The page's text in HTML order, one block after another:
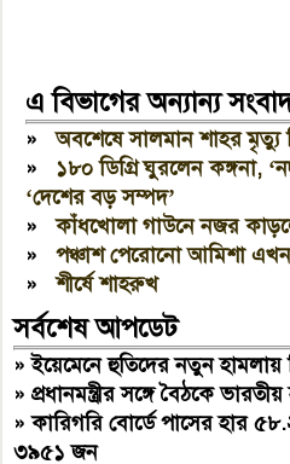
এ বিভাগের অন্যান্য
»অবশেষে সালমান শাহর
» ১৮০ ডিগ্রি ঘুরলেন কঙ্গনা,
‘দেশের বড় সম্পদ’
»কাঁধখোলা গাউনে নজর
»পঞ্চাশ পেরোনো আমিশা
»শীর্ষে শাহরুখ
সর্বশেষ আপডেট
»ইয়েমেনে হুতিদের নতুন
»প্রধানমন্ত্রীর সঙ্গে বৈঠকে
»কারিগরি বোর্ডে পাসের হার
৩৯৫১ জন